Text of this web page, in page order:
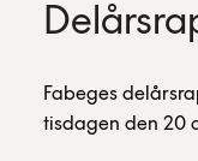
Fabeges
tisdagen den 20